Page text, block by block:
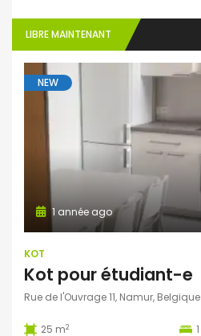
LIBRE MAINTENANT
NEW
1 année ago
KOT
Kot pour étudiant-e
Rue de l'Ouvrage 11, Namur, Belgique
25 m2 1